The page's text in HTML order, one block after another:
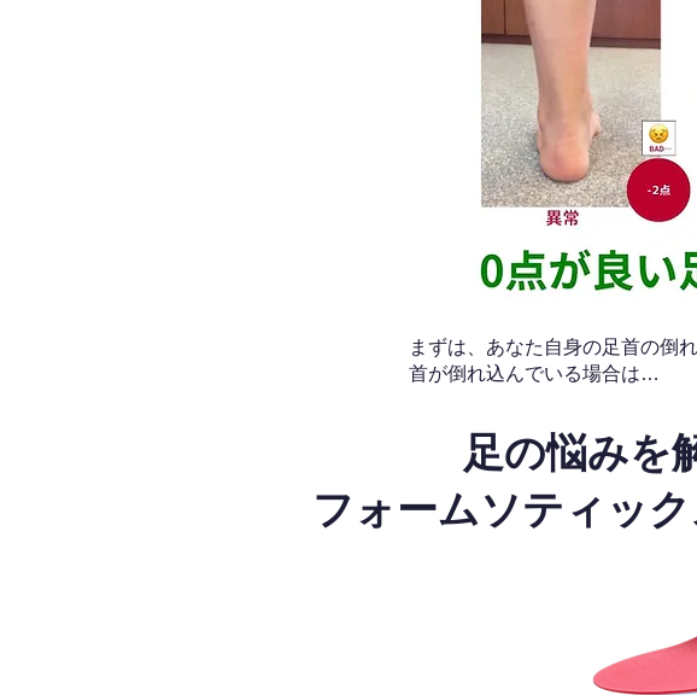
まずは、あなた自身の足首の倒
首が倒れ込んでいる場合は…
足の悩みを
フォームソティッ